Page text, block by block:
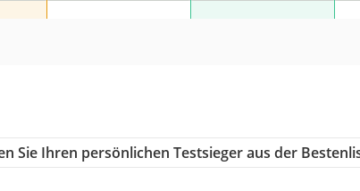
Sie Ihren persönlichen Testsieger aus der